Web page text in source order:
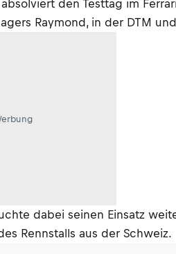
den Testtag im
Raymond, in der DTM
dabei seinen Einsatz
Rennstalls aus der Schweiz.